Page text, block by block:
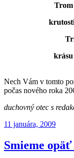
Trom
Nech Vám v tomto
počas nového roka
duchovný otec s
Publikované
11 januára, 2009
Smieme